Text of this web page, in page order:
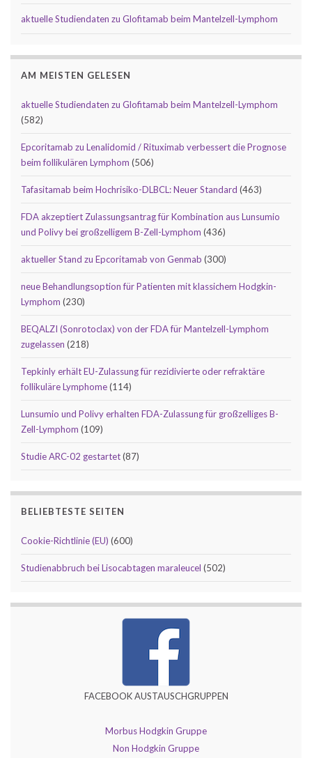
aktuelle Studiendaten zu Glofitamab beim Mantelzell-Lymphom
AM MEISTEN GELESEN
aktuelle Studiendaten zu Glofitamab beim Mantelzell-Lymphom
(582)
Epcoritamab zu Lenalidomid / Rituximab verbessert die Prognose
beim follikulären Lymphom (506)
Tafasitamab beim Hochrisiko-DLBCL: Neuer Standard (463)
FDA akzeptiert Zulassungsantrag für Kombination aus Lunsumio
und Polivy bei großzelligem B-Zell-Lymphom (436)
aktueller Stand zu Epcoritamab von Genmab (300)
neue Behandlungsoption für Patienten mit klassichem Hodgkin-
Lymphom (230)
BEQALZI (Sonrotoclax) von der FDA für Mantelzell-Lymphom
zugelassen (218)
Tepkinly erhält EU-Zulassung für rezidivierte oder refraktäre
follikuläre Lymphome(114)
Lunsumio und Polivy erhalten FDA-Zulassung für großzelliges B-
Zell-Lymphom (109)
Studie ARC-02 gestartet(87)
BELIEBTESTE SEITEN
Cookie-Richtlinie (EU) (600)
Studienabbruch bei Lisocabtagen maraleucel (502)
FACEBOOK AUSTAUSCHGRUPPEN
Morbus Hodgkin Gruppe
Non Hodgkin Gruppe